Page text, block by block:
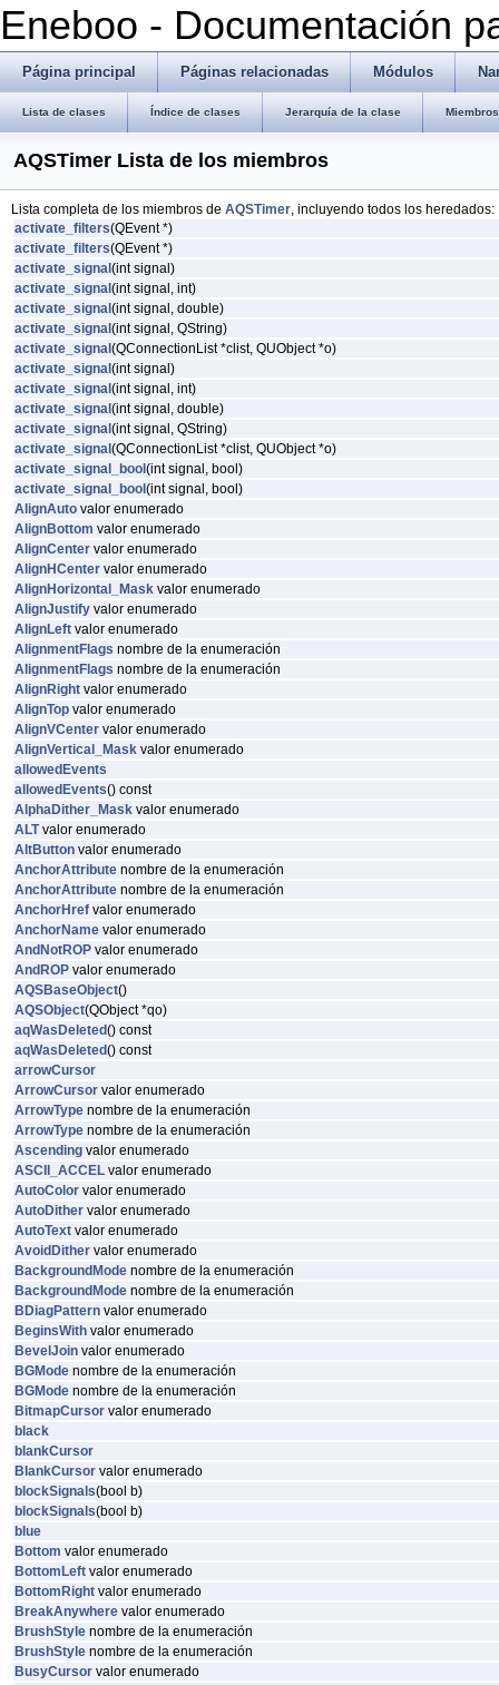
Eneboo - Documentación
Página principal Páginas relacionadas Módulos
Lista de clases Índice de clases Jerarquía de la clase
AQSTimer Lista de los miembros
Lista completa de los miembros de AQSTimer, incluyendo todos los heredados:
activate_filters(QEvent *)
activate_filters(QEvent *)
activate_signal (int signal)
activate_signal (int signal, int)
activate_signal (int signal, double)
activate_signal (int signal, QString)
activate_signal (QConnectionList *clist, QUObject *o)
activate_signal (int signal)
activate_signal (int signal, int)
activate_signal (int signal, double)
activate_signal (int signal, QString)
activate_signal (QConnectionList *clist, QUObject *o)
activate_signal_bool (int signal, bool)
activate_signal_bool (int signal, bool)
AlignAuto valor enumerado
AlignBottom valor enumerado
AlignCenter valor enumerado
AlignHCenter valor enumerado
AlignHorizontal_Mask valor enumerado
AlignJustify valor enumerado
AlignLeft valor enumerado
AlignmentFlags nombre de la enumeración
AlignmentFlags nombre de la enumeración
AlignRight valor enumerado
AlignTop valor enumerado
AlignVCenter valor enumerado
AlignVertical_Mask valor enumerado
allowedEvents
allowedEvents() const
AlphaDither_Mask valor enumerado
ALTvalor enumerado
AltButton valor enumerado
AnchorAttribute nombre de la enumeración
AnchorAttribute nombre de la enumeración
AnchorHref valor enumerado
AnchorName valor enumerado
AndNotROP valor enumerado
AndROP valor enumerado
AQSBaseObject()
AQSObject(QObject *qo)
aqWasDeleted() const
aqWasDeleted() const
arrowCursor
ArrowCursor valor enumerado
ArrowType nombre de la enumeración
ArrowType nombre de la enumeración
Ascending valor enumerado
ASCII_ACCEL valor enumerado
AutoColor valor enumerado
AutoDither valor enumerado
AutoText valor enumerado
AvoidDither valor enumerado
BackgroundMode nombre de la enumeración
BackgroundMode nombre de la enumeración
BDiagPattern valor enumerado
BeginsWith valor enumerado
BevelJoin valor enumerado
BGMode nombre de la enumeración
BGMode nombre de la enumeración
BitmapCursor valor enumerado
black
blankCursor
BlankCursor valor enumerado
blockSignals(bool b)
blockSignals(bool b)
blue
Bottom valor enumerado
BottomLeft valor enumerado
BottomRight valor enumerado
BreakAnywhere valor enumerado
BrushStyle nombre de la enumeración
BrushStyle nombre de la enumeración
BusyCursor valor enumerado